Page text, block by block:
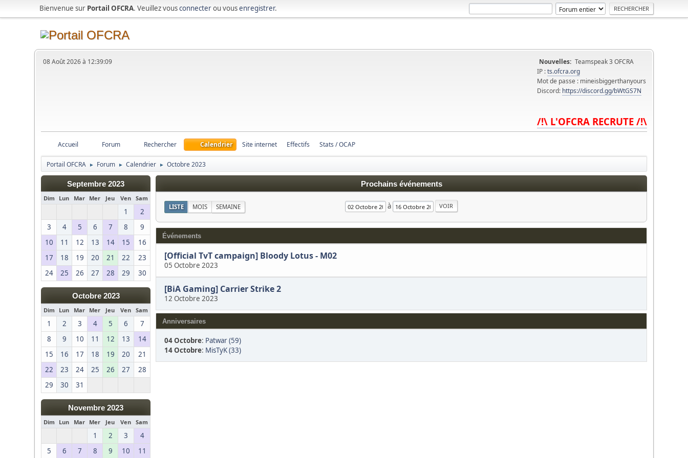
Bienvenue sur Portail OFCRA. Veuillez vousconnecterou vousenregistrer.
08 Août 2026 à 12:39:09 Nouvelles: Teamspeak 3 OFCRA
IP :ts.ofcra.org
Mot de passe : mineisbiggerthanyours
Discord: https://discord.gg/bWtGS7N
/!\ L'OFCRA RECRUTE /!\
Accueil Forum Rechercher Calendrier Site internet Effectifs Stats / OCAP
Portail OFCRA ► Forum ► Calendrier ► Octobre 2023
Septembre 2023
Dim Lun Mar Mer Jeu Ven Sam
1
2
3
4 5 6 7 8
9
10
11 12 13 14 15
16
17
18 19 20 21 22
23
24
25 26 27 28 29 30
Octobre 2023
Dim Lun Mar Mer Jeu Ven Sam
1 2 3 4 5 6
7
8
9 10 11 12 13
14
15
16 17 18 19 20
21
22
23 24 25 26 27
28
29
30 31
Novembre 2023
Dim Lun Mar Mer Jeu Ven Sam
1 2 3
4
5
6 7 8 9 10 11
Prochains événements
LISTE MOIS SEMAINE à
Événements
[Official TvT campaign] Bloody Lotus - M02
05 Octobre 2023
[BiA Gaming] Carrier Strike 2
12 Octobre 2023
Anniversaires
04 Octobre: Patwar (59)
14 Octobre: MisTyK (33)